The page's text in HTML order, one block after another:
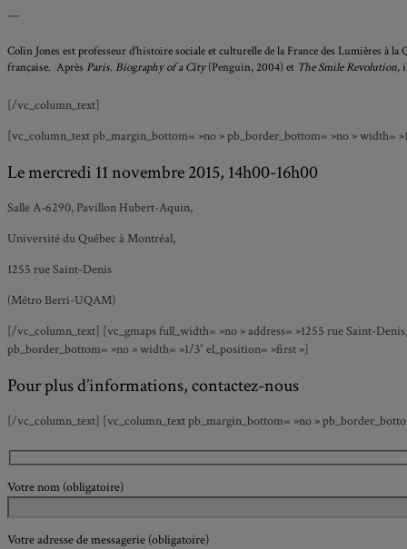
—
Colin Jones est professeur d’histoire sociale et culturelle de la France des Lumières
française. Après Paris. Biography of a City(Penguin, 2004) et The Smile Revolution,
[/vc_column_text]
[vc_column_text pb_margin_bottom= »no » pb_border_bottom= »no » width=
Le mercredi 11 novembre 2015, 14h00-16h00
Salle A-6290, Pavillon Hubert-Aquin,
Université du Québec à Montréal,
1255 rue Saint-Denis
(Métro Berri-UQAM)
[/vc_column_text] [vc_gmaps full_width= »no » address= »1255 rue Saint-
pb_border_bottom= »no » width= »1/3″ el_position= »first »]
Pour plus d’informations, contactez-nous
[/vc_column_text] [vc_column_text pb_margin_bottom= »no »
Votre nom (obligatoire)
Votre adresse de messagerie (obligatoire)